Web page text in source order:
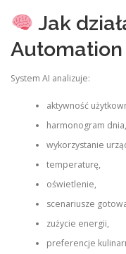
Jak
Automation
System AI analizuje:
aktywność
harmonogram dnia,
wykorzystanie
temperaturę,
oświetlenie,
scenariusze
zużycie energii,
preferencje